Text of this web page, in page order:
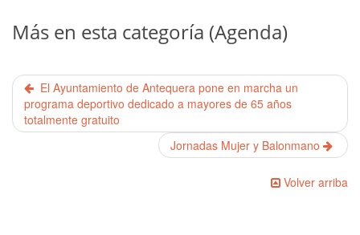
Más en esta categoría (Agenda)
El Ayuntamiento de Antequera pone en marcha un
programa deportivo dedicado a mayores de 65 años
totalmente gratuito
Jornadas Mujer y Balonmano
Volver arriba